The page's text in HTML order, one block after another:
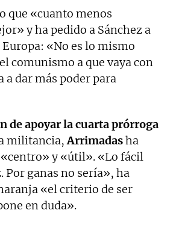
que «cuanto menos
y ha pedido a Sánchez a
«No es lo mismo
comunismo a que vaya con
a dar más poder para
de apoyar la cuarta prórroga
militancia,Arrimadasha
«centro» y «útil». «Lo fácil
Por ganas no sería», ha
«el criterio de ser
en duda».